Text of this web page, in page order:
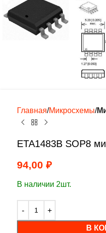
Главная Микросхемы
ETA1483B SOP8
94,00 ₽
В наличии 2шт.
В